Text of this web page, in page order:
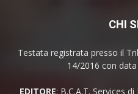
CHI
Testata registrata presso il
14/2016 con
EDITORE: B.C.A.T. Services